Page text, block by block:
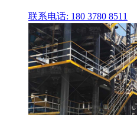
联系电话: 180 3780 8511